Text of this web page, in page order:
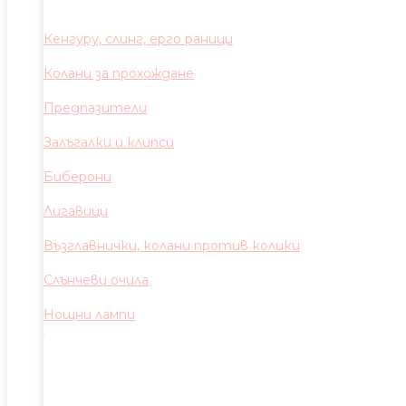
Кенгуру, слинг, ерго раници
Колани за прохождане
Предпазители
Залъгалки и клипси
Биберони
Лигавици
Възглавнички, колани против колики
Слънчеви очила
Нощни лампи